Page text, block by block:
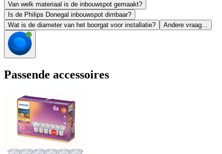
Van welk materiaal is de inbouwspot gemaakt?
Is de Philips Donegal inbouwspot dimbaar?
Wat is de diameter van het boorgat voor installatie?
Andere vraag...
Passende accessoires